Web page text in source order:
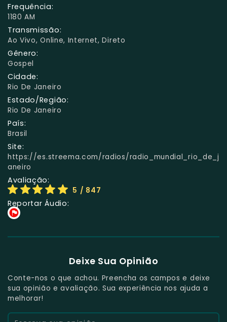
Frequência:
1180 AM
Transmissão:
Ao Vivo, Online, Internet, Direto
Gênero:
Gospel
Cidade:
Rio De Janeiro
Estado/Região:
Rio De Janeiro
País:
Brasil
Site:
https://es.streema.com/radios/radio_mundial_rio_de_j
aneiro
Avaliação:
5 / 847
Reportar Áudio:
Deixe Sua Opinião
Conte-nos o que achou. Preencha os campos e deixe
sua opinião e avaliação. Sua experiência nos ajuda a
melhorar!